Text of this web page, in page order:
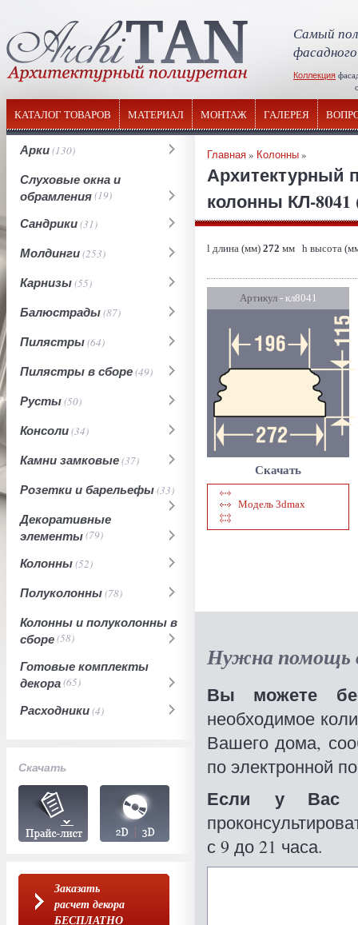
Самый
Коллекция
КАТАЛОГ ТОВАРОВ МАТЕРИАЛ МОНТАЖ ГАЛЕРЕЯ
Арки(130)
Слуховые окна и
обрамления(19)
Сандрики(31)
Молдинги(253)
Карнизы(55)
Балюстрады(87)
Пилястры(64)
Пилястры в сборе(49)
Русты(50)
Консоли(34)
Камни замковые(37)
Розетки и барельефы(33)
Декоративные
элементы(79)
Колонны(52)
Полуколонны(78)
Колонны и полуколонны в
сборе(58)
Готовые комплекты
декора(65)
Расходники(4)
Скачать
Заказать
расчет декора
БЕСПЛАТНО
Главная» Колонны»
Архитектурный
колонны КЛ-8041
l длина (мм) 272 мм h высота
Артикул- кл8041
Скачать
Модель 3dmax
Нужна помощь
Вы можете
необходимое
Вашего дома,
по электронной
Если у Вас
с 9 до 21 часа.